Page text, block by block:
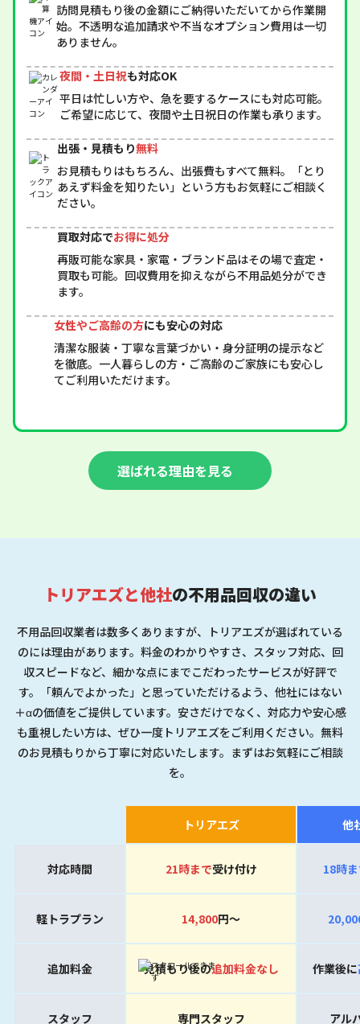
訪問見積もり後の金額にご納得いただいてから作業開
始。不透明な追加請求や不当なオプション費用は一切
ありません。
夜間・土日祝も対応OK
平日は忙しい方や、急を要するケースにも対応可能。
ご希望に応じて、夜間や土日祝日の作業も承ります。
出張・見積もり無料
お見積もりはもちろん、出張費もすべて無料。「とり
あえず料金を知りたい」という方もお気軽にご相談く
ださい。
買取対応でお得に処分
再販可能な家具・家電・ブランド品はその場で査定・
買取も可能。回収費用を抑えながら不用品処分ができ
ます。
女性やご高齢の方にも安心の対応
清潔な服装・丁寧な言葉づかい・身分証明の提示など
を徹底。一人暮らしの方・ご高齢のご家族にも安心し
てご利用いただけます。
選ばれる理由を見る
トリアエズと他社の不用品回収の違い
不用品回収業者は数多くありますが、トリアエズが選ばれている
のには理由があります。料金のわかりやすさ、スタッフ対応、回
収スピードなど、細かな点にまでこだわったサービスが好評で
す。「頼んでよかった」と思っていただけるよう、他社にはない
＋αの価値をご提供しています。安さだけでなく、対応力や安心感
も重視したい方は、ぜひ一度トリアエズをご利用ください。無料
のお見積もりから丁寧に対応いたします。まずはお気軽にご相談
を。
トリアエズ 他
対応時間 21時まで受け付け 18時
軽トラプラン 14,800円〜
追加料金 見積もり後の追加料金なし 作業後に
スタッフ 専門スタッフ アル